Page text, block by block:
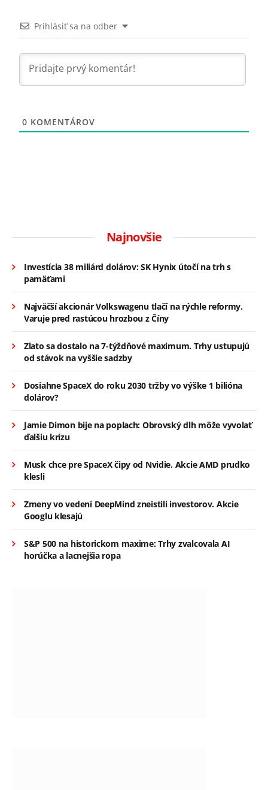
Prihlásiť sa na odber
0 KOMENTÁROV
Najnovšie
Investícia 38 miliárd dolárov: SK Hynix útočí na trh s
pamäťami
Najväčší akcionár Volkswagenu tlačí na rýchle reformy.
Varuje pred rastúcou hrozbou z Číny
Zlato sa dostalo na 7-týždňové maximum. Trhy ustupujú
od stávok na vyššie sadzby
Dosiahne SpaceX do roku 2030 tržby vo výške 1 bilióna
dolárov?
Jamie Dimon bije na poplach: Obrovský dlh môže vyvolať
ďalšiu krízu
Musk chce pre SpaceX čipy od Nvidie. Akcie AMD prudko
klesli
Zmeny vo vedení DeepMind zneistili investorov. Akcie
Googlu klesajú
S&P 500 na historickom maxime: Trhy zvalcovala AI
horúčka a lacnejšia ropa